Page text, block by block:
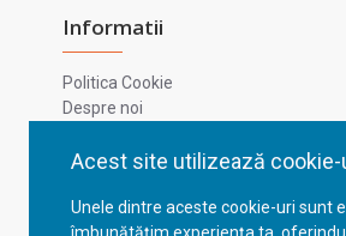
Acest site utilizează cookie-
Unele dintre aceste cookie-uri sunt
Informatii
Politica Cookie
Despre noi
Confidentialitate
GDPR - Datele tale